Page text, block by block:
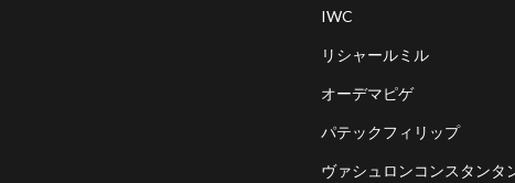
IWC
リシャールミル
オーデマピゲ
パテックフィリップ
ヴァシュロンコンスタンタ